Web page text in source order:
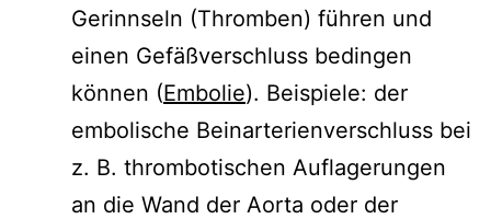
Gerinnseln (Thromben) führen und
einen Gefäßverschluss bedingen
können (Embolie). Beispiele: der
embolische Beinarterienverschluss bei
z. B. thrombotischen Auflagerungen
an die Wand der Aorta oder der